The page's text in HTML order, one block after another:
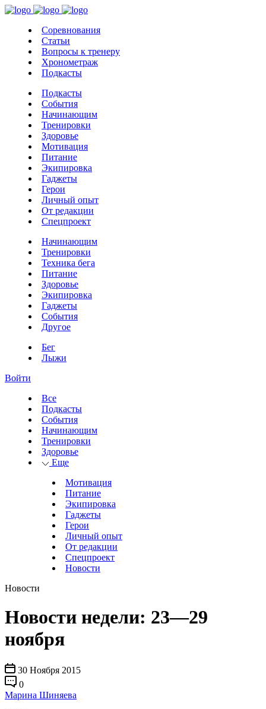
Соревнования
Статьи
Вопросы к тренеру
Хронометраж
Подкасты
Подкасты
События
Начинающим
Тренировки
Здоровье
Мотивация
Питание
Экипировка
Гаджеты
Герои
Личный опыт
От редакции
Спецпроект
Начинающим
Тренировки
Техника бега
Питание
Здоровье
Экипировка
Гаджеты
События
Другое
Бег
Лыжи
Войти
Все
Подкасты
События
Начинающим
Тренировки
Здоровье
Еще
Мотивация
Питание
Экипировка
Гаджеты
Герои
Личный опыт
От редакции
Спецпроект
Новости
Новости
Новости недели: 23—29
ноября
30 Ноября 2015
0
Марина Шиняева